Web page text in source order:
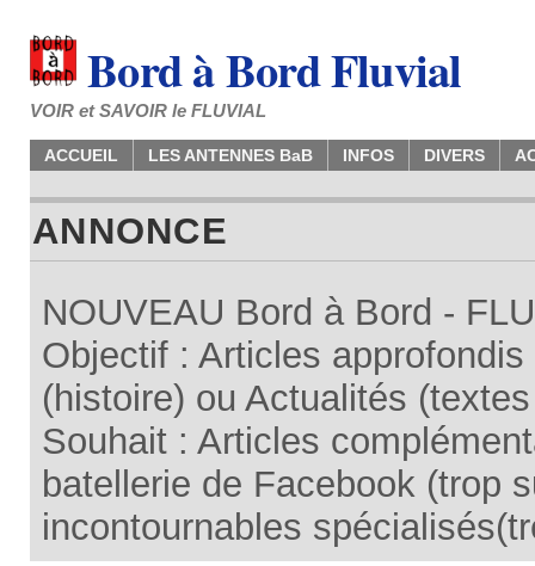
Bord à Bord Fluvial
VOIR et SAVOIR le FLUVIAL
ACCUEIL LES ANTENNES BaB INFOS DIVERS
ANNONCE
NOUVEAU Bord à Bord -
Objectif : Articles
(histoire) ou Actualités
Souhait : Articles
batellerie de Facebook (trop
incontournables